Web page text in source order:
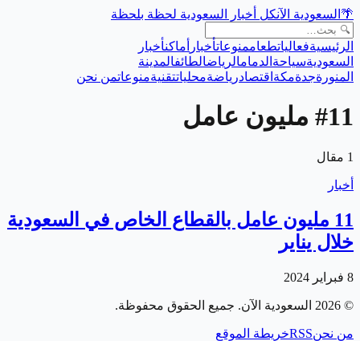
🌴 السعودية الآنكل أخبار السعودية لحظة بلحظة
الرئيسيةفعالياتطعاممنوعاتأخبار أماكنأخبار
السعوديةسياحة الدمامالرياضالطائفالمدينة
المنورةجدةمكة اقتصادرياضةمحلياتتقنيةمنوعاتمن نحن
#11 مليون عامل
1 مقال
أخبار
11 مليون عامل بالقطاع الخاص في السعودية
خلال يناير
8 فبراير 2024
©
2026 السعودية الآن. جميع الحقوق محفوظة.
من نحنRSSخريطة الموقع